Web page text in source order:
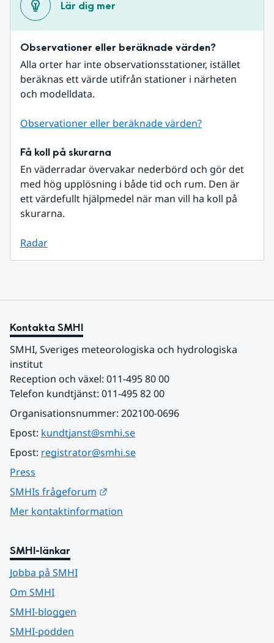
Lär dig mer
Observationer eller beräknade värden?
Alla orter har inte observationsstationer, istället
beräknas ett värde utifrån stationer i närheten
och modelldata.
Observationer eller beräknade värden?
Få koll på skurarna
En väderradar övervakar nederbörd och gör det
med hög upplösning i både tid och rum. Den är
ett värdefullt hjälpmedel när man vill ha koll på
skurarna.
Radar
Kontakta SMHI
SMHI, Sveriges meteorologiska och hydrologiska
institut
Reception och växel: 011-495 80 00
Telefon kundtjänst: 011-495 82 00
Organisationsnummer: 202100-0696
Epost: kundtjanst@smhi.se
Epost: registrator@smhi.se
Press
SMHIs frågeforum
Mer kontaktinformation
SMHI-länkar
Jobba på SMHI
Om SMHI
SMHI-bloggen
SMHI-podden